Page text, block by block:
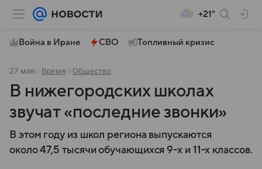
+21°
Война в Иране СВО Топливный кризис
27 мая Время Общество
В нижегородских школах
звучат «последние звонки»
В этом году из школ региона выпускаются
около 47,5 тысячи обучающихся 9-х и 11-х классов.